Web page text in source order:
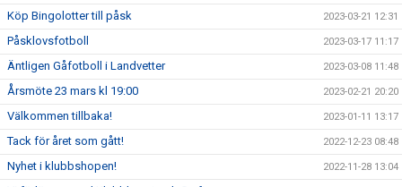
Köp Bingolotter till påsk 2023-03-21 12:31
Påsklovsfotboll 2023-03-17 11:17
Äntligen Gåfotboll i Landvetter 2023-03-08 11:48
Årsmöte 23 mars kl 19:00 2023-02-21 20:20
Välkommen tillbaka! 2023-01-11 13:17
Tack för året som gått! 2022-12-23 08:48
Nyhet i klubbshopen! 2022-11-28 13:04